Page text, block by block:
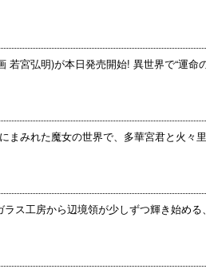
宮弘明)が本日発売開始! 異世界で“運命
まみれた魔女の世界で、多華宮君と火
ス工房から辺境領が少しずつ輝き始め